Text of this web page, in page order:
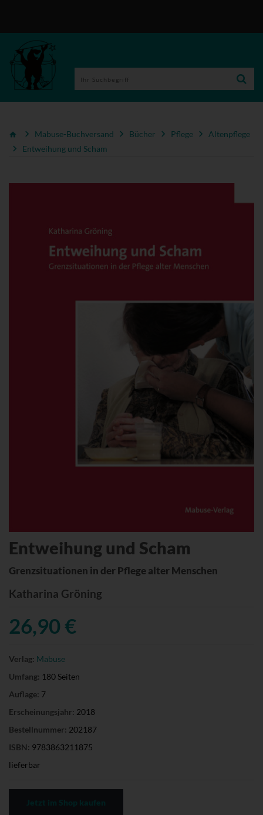
Mabuse-Buchversand Bücher Pflege
Altenpflege
Entweihung und Scham
Entweihung und Scham
Grenzsituationen in der Pflege alter Menschen
Katharina Gröning
26,90 €
Verlag: Mabuse
Umfang: 180 Seiten
Auflage: 7
Erscheinungsjahr: 2018
Bestellnummer: 202187
ISBN: 9783863211875
lieferbar